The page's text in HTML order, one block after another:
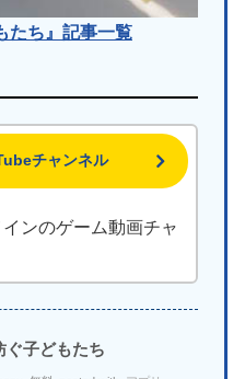
たち』記事一覧
チャンネル
ンのゲーム動画チャ
ぐ子どもたち